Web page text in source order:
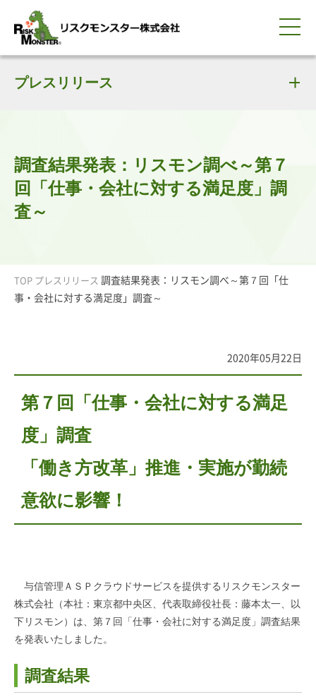
サービス紹介
選ばれる理由
知る・学ぶ
導入事例
企業情報
採用情報
IR情報
お問い合わせ
0120-259-440
平日9:00-18:00(土日祝除く)
プレスリリース
調査結果発表：リスモン調べ～第７
回「仕事・会社に対する満足度」調
査～
TOP プレスリリース 調査結果発表：リスモン調べ～第７回「仕
事・会社に対する満足度」調査～
2020年05月22日
第７回「仕事・会社に対する満足
度 」調査
「働き方改革」推進・実施が勤続
意欲に影響！
与信管理ＡＳＰクラウドサービスを提供するリスクモンスター
株式会社（本社：東京都中央区、代表取締役社長：藤本太一、以
下リスモン）は、第７回「仕事・会社に対する満足度」調査結果
を発表いたしました。
調査結果